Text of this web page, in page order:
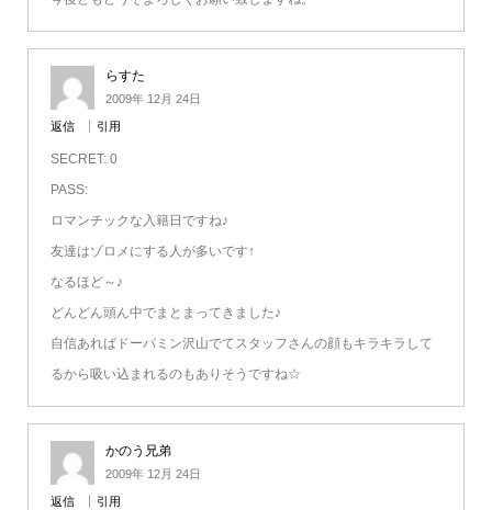
らすた
2009年 12月 24日
返信 引用
SECRET: 0
PASS:
ロマンチックな入籍日ですね♪
友達はゾロメにする人が多いです↑
なるほど～♪
どんどん頭ん中でまとまってきました♪
自信あればドーパミン沢山でてスタッフさんの顔もキラキラして
るから吸い込まれるのもありそうですね☆
かのう兄弟
2009年 12月 24日
返信 引用